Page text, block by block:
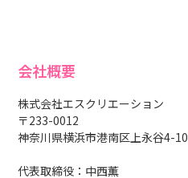
会社概要
株式会社エスクリエーション
〒233-0012
神奈川県横浜市港南区上永谷4-10
代表取締役：中西薫